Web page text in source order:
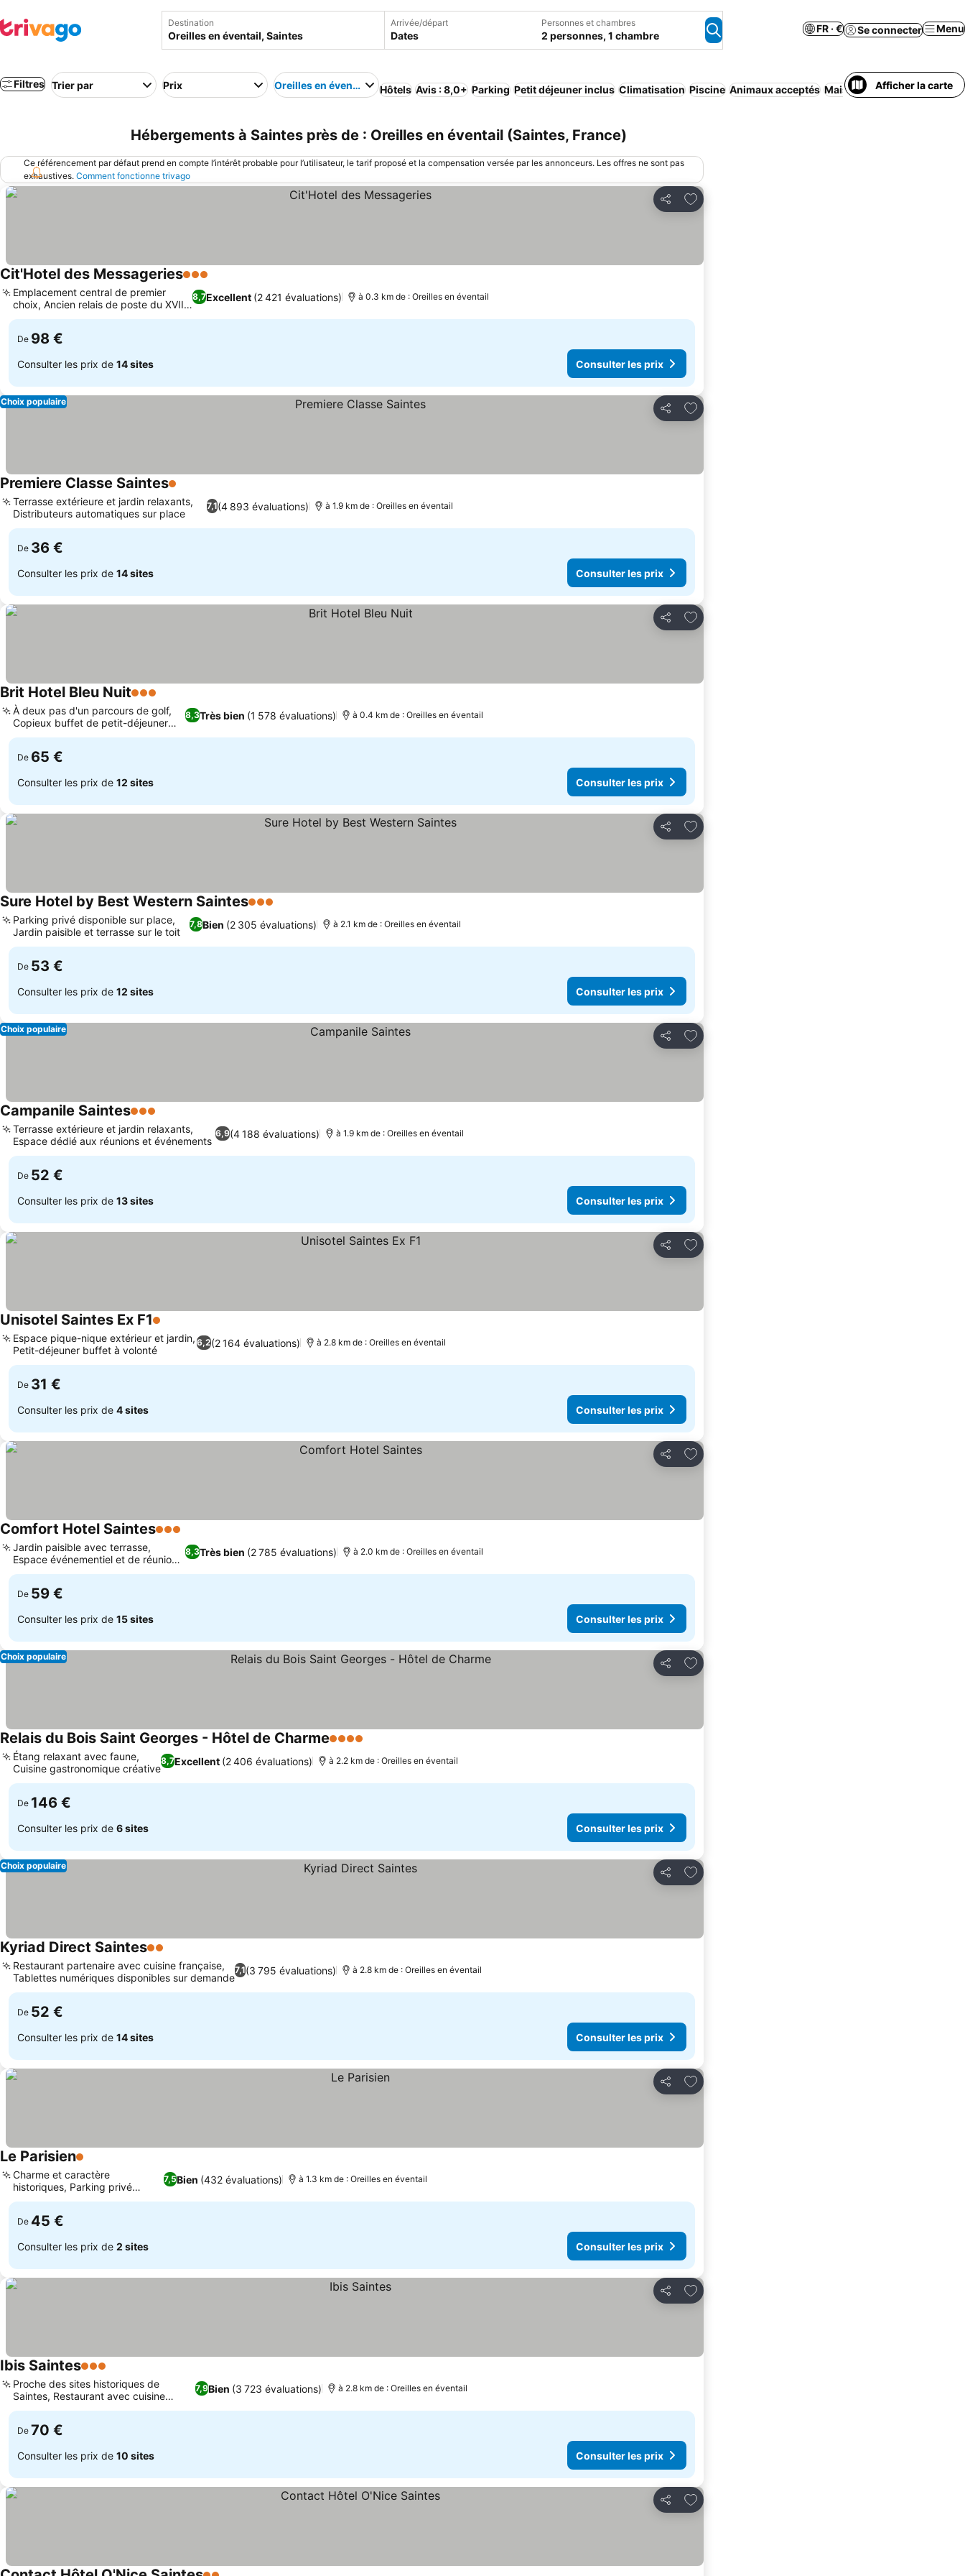
Destination Arrivée/départ
Dates
Personnes et chambres
2 personnes, 1 chambre
FR · € Se connecter Menu
Filtres Trier par Prix Oreilles en éventail Hôtels Avis : 8,0+ Parking Petit déjeuner inclus Climatisation Piscine Animaux acceptés Maison/appartement entier
Afficher la carte
Hébergements à Saintes près de : Oreilles en éventail (Saintes, France)
Ce référencement par défaut prend en compte l’intérêt probable pour l’utilisateur, le tarif proposé et la compensation versée par les annonceurs. Les offres ne sont pas
exhaustives. Comment fonctionne trivago
Partager
Ajouter à mes favoris
Cit'Hotel des Messageries3 Étoiles
8,7Excellent (2 421 évaluations)
Emplacement central de premier
choix, Ancien relais de poste du XVIIe
siècle
à 0.3 km de : Oreilles en éventail
De 98 €
Consulter les prix de 14 sites Consulter les prix
Partager
Ajouter à mes favoris
Choix populaire
Premiere Classe Saintes1 Étoiles
7,1(4 893 évaluations)
Terrasse extérieure et jardin relaxants,
Distributeurs automatiques sur place
à 1.9 km de : Oreilles en éventail
De 36 €
Consulter les prix de 14 sites Consulter les prix
Partager
Ajouter à mes favoris
Brit Hotel Bleu Nuit3 Étoiles
8,3Très bien (1 578 évaluations)
À deux pas d'un parcours de golf,
Copieux buffet de petit-déjeuner
varié
à 0.4 km de : Oreilles en éventail
De 65 €
Consulter les prix de 12 sites Consulter les prix
Partager
Ajouter à mes favoris
Sure Hotel by Best Western Saintes3 Étoiles
7,8Bien (2 305 évaluations)
Parking privé disponible sur place,
Jardin paisible et terrasse sur le toit
à 2.1 km de : Oreilles en éventail
De 53 €
Consulter les prix de 12 sites Consulter les prix
Partager
Ajouter à mes favoris
Choix populaire
Campanile Saintes3 Étoiles
6,9(4 188 évaluations)
Terrasse extérieure et jardin relaxants,
Espace dédié aux réunions et événements
à 1.9 km de : Oreilles en éventail
De 52 €
Consulter les prix de 13 sites Consulter les prix
Partager
Ajouter à mes favoris
Unisotel Saintes Ex F11 Étoiles
6,2(2 164 évaluations)
Espace pique-nique extérieur et jardin,
Petit-déjeuner buffet à volonté
à 2.8 km de : Oreilles en éventail
De 31 €
Consulter les prix de 4 sites Consulter les prix
Partager
Ajouter à mes favoris
Comfort Hotel Saintes3 Étoiles
8,3Très bien (2 785 évaluations)
Jardin paisible avec terrasse,
Espace événementiel et de réunion
flexible
à 2.0 km de : Oreilles en éventail
De 59 €
Consulter les prix de 15 sites Consulter les prix
Partager
Ajouter à mes favoris
Choix populaire
Relais du Bois Saint Georges - Hôtel de Charme4 Étoiles
8,7Excellent (2 406 évaluations)
Étang relaxant avec faune,
Cuisine gastronomique créative
à 2.2 km de : Oreilles en éventail
De 146 €
Consulter les prix de 6 sites Consulter les prix
Partager
Ajouter à mes favoris
Choix populaire
Kyriad Direct Saintes2 Étoiles
7,1(3 795 évaluations)
Restaurant partenaire avec cuisine française,
Tablettes numériques disponibles sur demande
à 2.8 km de : Oreilles en éventail
De 52 €
Consulter les prix de 14 sites Consulter les prix
Partager
Ajouter à mes favoris
Le Parisien1 Étoiles
7,5Bien (432 évaluations)
Charme et caractère
historiques, Parking privé
sécurisé
à 1.3 km de : Oreilles en éventail
De 45 €
Consulter les prix de 2 sites Consulter les prix
Partager
Ajouter à mes favoris
Ibis Saintes3 Étoiles
7,9Bien (3 723 évaluations)
Proche des sites historiques de
Saintes, Restaurant avec cuisine
régionale
à 2.8 km de : Oreilles en éventail
De 70 €
Consulter les prix de 10 sites Consulter les prix
Partager
Ajouter à mes favoris